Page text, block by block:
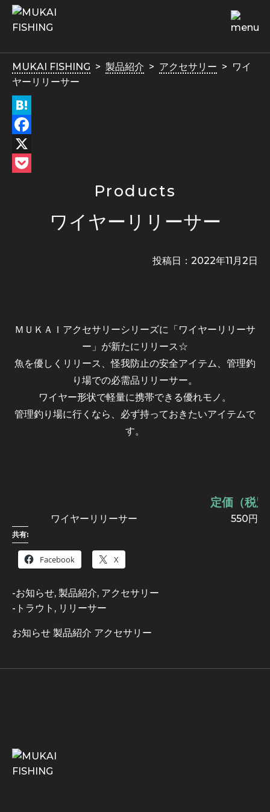
MUKAI FISHING 製品紹介 アクセサリー
ワイ
ヤーリリーサー
Hatena
Facebook
X
Products
ワイヤーリリーサー
投稿日： 2022年11月2日
ＭＵＫＡＩアクセサリーシリーズに「ワイヤーリリーサ
ー」が新たにリリース☆
魚を優しくリリース、怪我防止の安全アイテム、管理釣
り場での必需品リリーサー。
ワイヤー形状で軽量に携帯できる優れモノ。
管理釣り場に行くなら、必ず持っておきたいアイテムで
す。
定価（税
ワイヤーリリーサー 550円
共有:
Facebook X
-お知らせ, 製品紹介, アクセサリー
- トラウト , リリーサー
お知らせ 製品紹介 アクセサリー